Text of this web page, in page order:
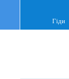
Гіди